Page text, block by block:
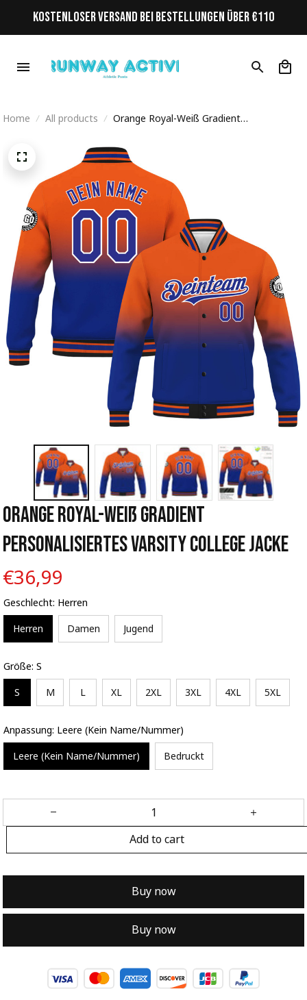
KOSTENLOSER VERSAND BEI BESTELLUNGEN ÜBER €110
Home All products
Orange Royal-Weiß Gradient
Orange Royal-Weiß Gradient
Personalisiertes Varsity College Jacke
€36,99
Geschlecht: Herren
Herren Damen Jugend
Größe: S
S M L XL 2XL 3XL 4XL 5XL
Anpassung: Leere (Kein Name/Nummer)
Leere (Kein Name/Nummer) Bedruckt
Add to cart
Buy now
Buy now